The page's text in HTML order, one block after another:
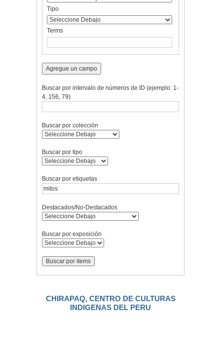
"Reducir
por
específico":
1
Tipo
Terms
Agregue un campo
Buscar por intervalo de números de ID (ejemplo: 1-
4, 156, 79)
Buscar por colección
Buscar por tipo
Buscar por etiquetas
Destacados/No-Destacados
Buscar por exposición
CHIRAPAQ, CENTRO DE CULTURAS
INDIGENAS DEL PERU